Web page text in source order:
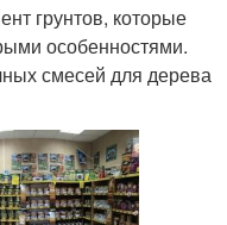
антисептик
Антисептик из
железного купороса
грунтов, которые
особенностями.
смесей для дерева